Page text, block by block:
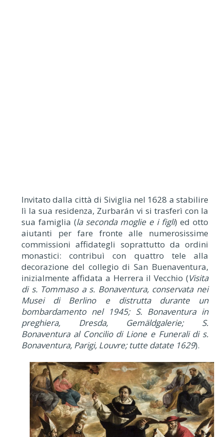
Invitato dalla città di Siviglia nel 1628 a stabilire
lì la sua residenza, Zurbarán vi si trasferì con la
sua famiglia (la seconda moglie e i figli) ed otto
aiutanti per fare fronte alle numerosissime
commissioni affidategli soprattutto da ordini
monastici: contribuì con quattro tele alla
decorazione del collegio di San Buenaventura,
inizialmente affidata a Herrera il Vecchio (Visita
di s. Tommaso a s. Bonaventura, conservata nei
Musei di Berlino e distrutta durante un
bombardamento nel 1945; S. Bonaventura in
preghiera, Dresda, Gemäldgalerie; S.
Bonaventura al Concilio di Lione e Funerali di s.
Bonaventura, Parigi, Louvre; tutte datate 1629).